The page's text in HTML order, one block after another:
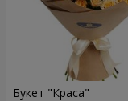
Букет "Краса"